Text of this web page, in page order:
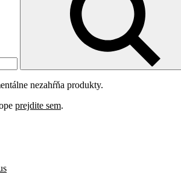
nezahŕňa produkty.
prejdite sem.